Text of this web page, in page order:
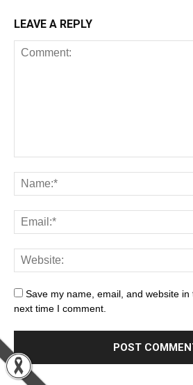
LEAVE A REPLY
Save my name, email, and website
next time I comment.